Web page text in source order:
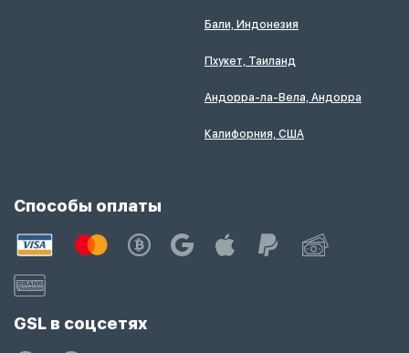
Бали, Индонезия
Пхукет, Таиланд
Андорра-ла-Вела, Андорра
Калифорния, США
Способы оплаты
GSL в соцсетях